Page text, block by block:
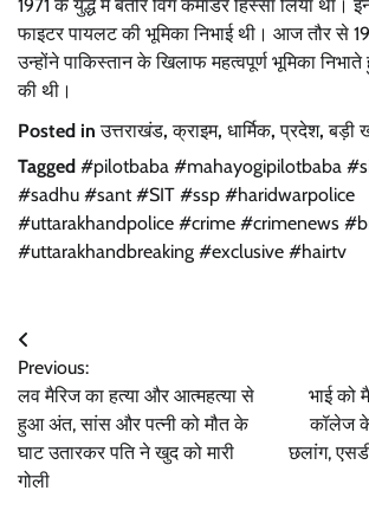
1971 के युद्ध में बतौर विंग कमांडर हिस्सा लिया था।
फाइटर पायलट की भूमिका निभाई थी। आज तौर से
उन्होंने पाकिस्तान के खिलाफ महत्वपूर्ण भूमिका
की थी।
Posted inउत्तराखंड,क्राइम, धार्मिक,प्रदेश,बड़ी
Tagged #pilotbaba #mahayogipilotbaba
#sadhu #sant #SIT #ssp #haridwarpolice
#uttarakhandpolice #crime #crimenews
#uttarakhandbreaking #exclusive #hairtv
Post
navigation
Previous:
लव मैरिज का हत्या और आत्महत्या से
हुआ अंत, सांस और पत्नी को मौत के
घाट उतारकर पति ने खुद को मारी
गोली
भाई को
कॉलेज के
छलांग,